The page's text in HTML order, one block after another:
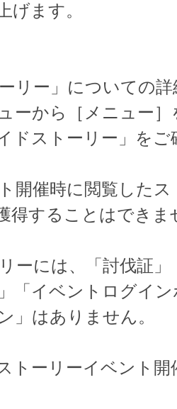
げます。
リー」についての
ーから［メニュー］
ドストーリー」をご
開催時に閲覧した
得することはできま
ーには、「討伐証」
「イベントログイ
」はありません。
トーリーイベント開